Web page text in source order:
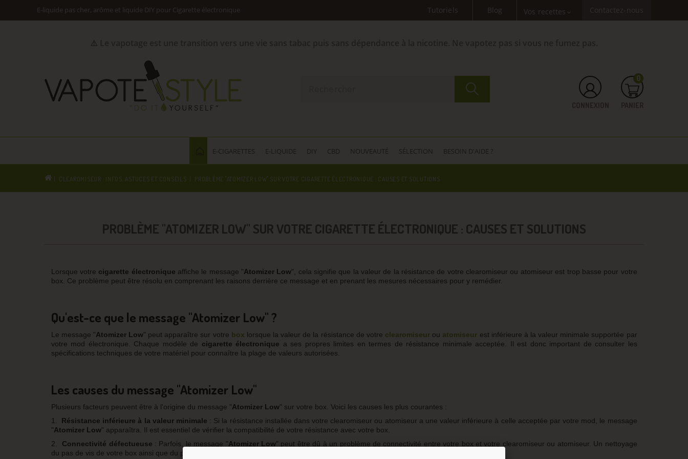
E-liquide pas cher, arôme et liquide DIY pour Cigarette électronique Tutoriels Blog Vos recettes expand_more Contactez-nous
0
E-CIGARETTES E-LIQUIDE DIY CBD NOUVEAUTÉ SÉLECTION BESOIN D'AIDE ?
CLEAROMISEUR : INFOS, ASTUCES ET CONSEILS PROBLÈME "ATOMIZER LOW" SUR VOTRE CIGARETTE ÉLECTRONIQUE : CAUSES ET SOLUTIONS
PROBLÈME "ATOMIZER LOW" SUR VOTRE CIGARETTE ÉLECTRONIQUE : CAUSES ET SOLUTIONS
Lorsque votre cigarette électronique affiche le message "Atomizer Low", cela signifie que la valeur de la résistance de votre clearomiseur ou atomiseur est trop basse pour votre
box. Ce problème peut être résolu en comprenant les raisons derrière ce message et en prenant les mesures nécessaires pour y remédier.
Qu'est-ce que le message "Atomizer Low" ?
Le message "Atomizer Low" peut apparaître sur votre box lorsque la valeur de la résistance de votre clearomiseur ou atomiseur est inférieure à la valeur minimale supportée par
votre mod électronique. Chaque modèle de cigarette électronique a ses propres limites en termes de résistance minimale acceptée. Il est donc important de consulter les
spécifications techniques de votre matériel pour connaître la plage de valeurs autorisées.
Les causes du message "Atomizer Low"
Plusieurs facteurs peuvent être à l'origine du message "Atomizer Low" sur votre box. Voici les causes les plus courantes :
1.
Résistance inférieure à la valeur minimale : Si la résistance installée dans votre clearomiseur ou atomiseur a une valeur inférieure à celle acceptée par votre mod, le message
"Atomizer Low" apparaîtra. Il est essentiel de vérifier la compatibilité de votre résistance avec votre box.
2.
Connectivité défectueuse : Parfois, le message "Atomizer Low" peut être dû à un problème de connectivité entre votre box et votre clearomiseur ou atomiseur. Un nettoyage
du pas de vis de votre box ainsi que du pin de votre atomiseur ou clearomiseur peut résoudre ce problème.